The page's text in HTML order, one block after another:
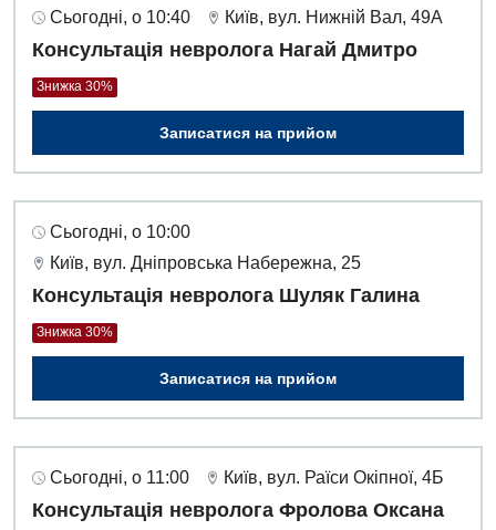
Інтернатура
Енциклопедія
Програма лояльності
Відгуки
Відео
Ангіографічні дослідження
Діагностичне відділення
Ендоскопічне відділення
Інструментальна діагностика
Комп’ютерна томографія
Магнітно-резонансна томографія
Мамографія
Нейросонографія
Рентгенографія
УЗД
Для дорослих
Відділення кардіосудинної патології та неврології
Відділення невідкладних станів
Відділення інтенсивної терапії
Гінекологічне відділення
Денний стаціонар
Діагностичне відділення
Ендоскопічне відділення
Онкологічне відділлення
Офтальмологічне відділення
Педіатричне відділення
Декларування
Національний скринінг здоров’я 40+
Російська
Сьогодні, о 10:40 Київ, вул. Нижній Вал, 49А
Консультація невролога Нагай Дмитро
Знижка 30%
Записатися на прийом
Сьогодні, о 10:00
Київ, вул. Дніпровська Набережна, 25
Консультація невролога Шуляк Галина
Знижка 30%
Записатися на прийом
Сьогодні, о 11:00 Київ, вул. Раїси Окіпної, 4Б
Консультація невролога Фролова Оксана